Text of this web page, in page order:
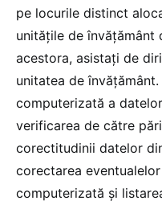
pe locurile distinct
unitățile de învățământ
acestora, asistați de
unitatea de
computerizată a
verificarea de către
corectitudinii datelor
corectarea
computerizată și